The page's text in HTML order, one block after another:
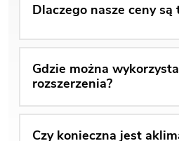
Dlaczego nasze ceny
Gdzie można
rozszerzenia?
Czy konieczna jest